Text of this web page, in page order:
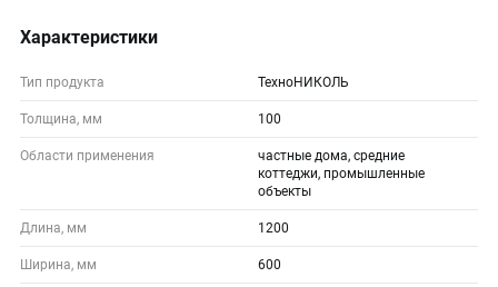
Характеристики
Тип продукта ТехноНИКОЛЬ
Толщина, мм 100
Области применения
частные дома, средние
коттеджи, промышленные
объекты
Длина, мм 1200
Ширина, мм 600